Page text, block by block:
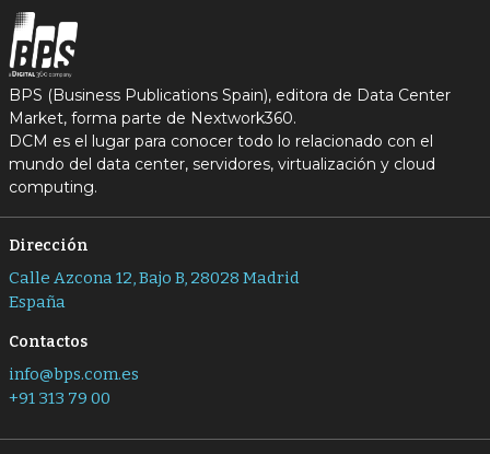
BPS (Business Publications Spain), editora de Data Center
Market, forma parte de Nextwork360.
DCM es el lugar para conocer todo lo relacionado con el
mundo del data center, servidores, virtualización y cloud
computing.
Dirección
Calle Azcona 12, Bajo B, 28028 Madrid
España
Contactos
info@bps.com.es
+91 313 79 00